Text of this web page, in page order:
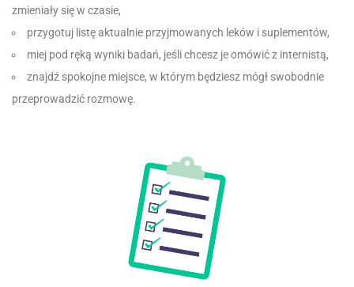
zmieniały się w czasie,
przygotuj listę aktualnie przyjmowanych leków i suplementów,
miej pod ręką wyniki badań, jeśli chcesz je omówić z internistą,
znajdź spokojne miejsce, w którym będziesz mógł swobodnie
przeprowadzić rozmowę.